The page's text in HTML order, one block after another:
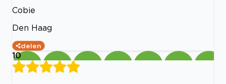
Cobie
Den Haag
delen
10